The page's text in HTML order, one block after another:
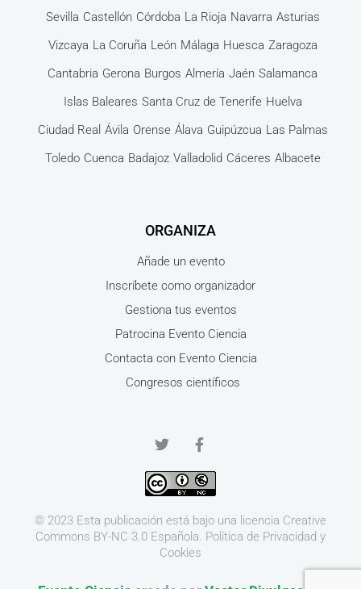
Sevilla Castellón Córdoba La Rioja Navarra Asturias
Vizcaya La Coruña León Málaga Huesca Zaragoza
Cantabria Gerona Burgos Almería Jaén Salamanca
Islas Baleares Santa Cruz de Tenerife Huelva
Ciudad Real Ávila Orense Álava Guipúzcua Las Palmas
Toledo Cuenca Badajoz Valladolid Cáceres Albacete
ORGANIZA
Añade un evento
Inscríbete como organizador
Gestiona tus eventos
Patrocina Evento Ciencia
Contacta con Evento Ciencia
Congresos científicos
© 2023 Esta publicación está bajo una licencia Creative
Commons BY-NC 3.0 Española. Política de Privacidad y
Cookies